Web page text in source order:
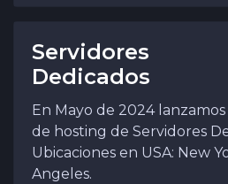
Servidores
Dedicados
En Mayo de 2024
de hosting de Servidores
Ubicaciones en USA: New
Angeles.